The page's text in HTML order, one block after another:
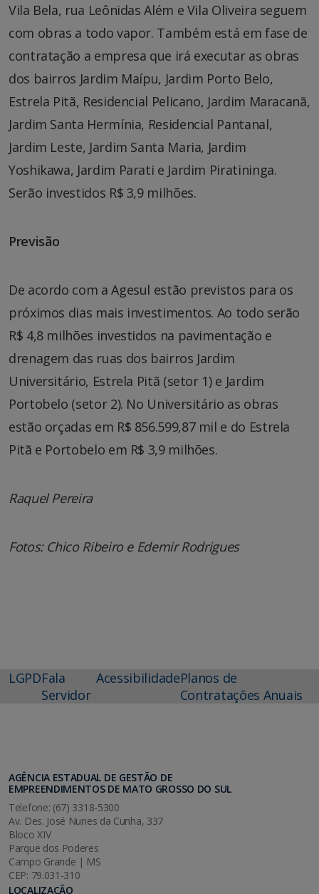
Vila Bela, rua Leônidas Além e Vila Oliveira seguem
com obras a todo vapor. Também está em fase de
contratação a empresa que irá executar as obras
dos bairros Jardim Maípu, Jardim Porto Belo,
Estrela Pitã, Residencial Pelicano, Jardim Maracanã,
Jardim Santa Hermínia, Residencial Pantanal,
Jardim Leste, Jardim Santa Maria, Jardim
Yoshikawa, Jardim Parati e Jardim Piratininga.
Serão investidos R$ 3,9 milhões.
Previsão
De acordo com a Agesul estão previstos para os
próximos dias mais investimentos. Ao todo serão
R$ 4,8 milhões investidos na pavimentação e
drenagem das ruas dos bairros Jardim
Universitário, Estrela Pitã (setor 1) e Jardim
Portobelo (setor 2). No Universitário as obras
estão orçadas em R$ 856.599,87 mil e do Estrela
Pitã e Portobelo em R$ 3,9 milhões.
Raquel Pereira
Fotos: Chico Ribeiro e Edemir Rodrigues
LGPDFala
Servidor
AcessibilidadePlanos de
Contratações Anuais
AGÊNCIA ESTADUAL DE GESTÃO DE
EMPREENDIMENTOS DE MATO GROSSO DO SUL
Telefone: (67) 3318-5300
Av. Des. José Nunes da Cunha, 337
Bloco XIV
Parque dos Poderes
Campo Grande | MS
CEP: 79.031-310
LOCALIZAÇÃO